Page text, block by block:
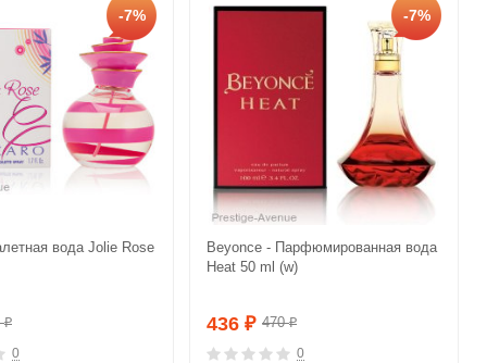
-7%
вода Jolie Rose
₽
0
-7%
Beyonce - Парфюмированная вода
Heat 50 ml (w)
436 ₽ 470₽
0